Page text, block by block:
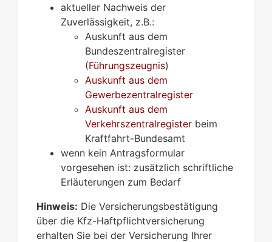
aktueller Nachweis der
Zuverlässigkeit, z.B.:
Auskunft aus dem
Bundeszentralregister
(Führungszeugnis)
Auskunft aus dem
Gewerbezentralregister
Auskunft aus dem
Verkehrszentralregister beim
Kraftfahrt-Bundesamt
wenn kein Antragsformular
vorgesehen ist: zusätzlich schriftliche
Erläuterungen zum Bedarf
Hinweis: Die Versicherungsbestätigung
über die Kfz-Haftpflichtversicherung
erhalten Sie bei der Versicherung Ihrer